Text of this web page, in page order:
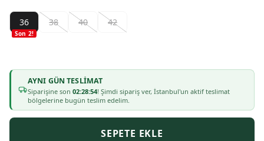
36
Son 2!
38 40 42
AYNI GÜN TESLIMAT
Siparişine son 02:28:54! Şimdi sipariş ver, İstanbul'un aktif teslimat
bölgelerine bugün teslim edelim.
SEPETE EKLE